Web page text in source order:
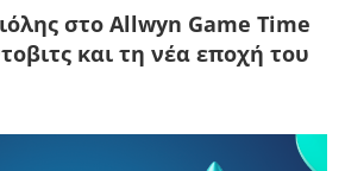
στο Allwyn Game Time
και τη νέα εποχή του